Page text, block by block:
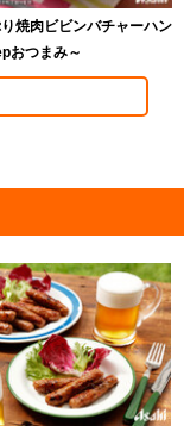
焼肉ビビンバチャーハン
おつまみ～